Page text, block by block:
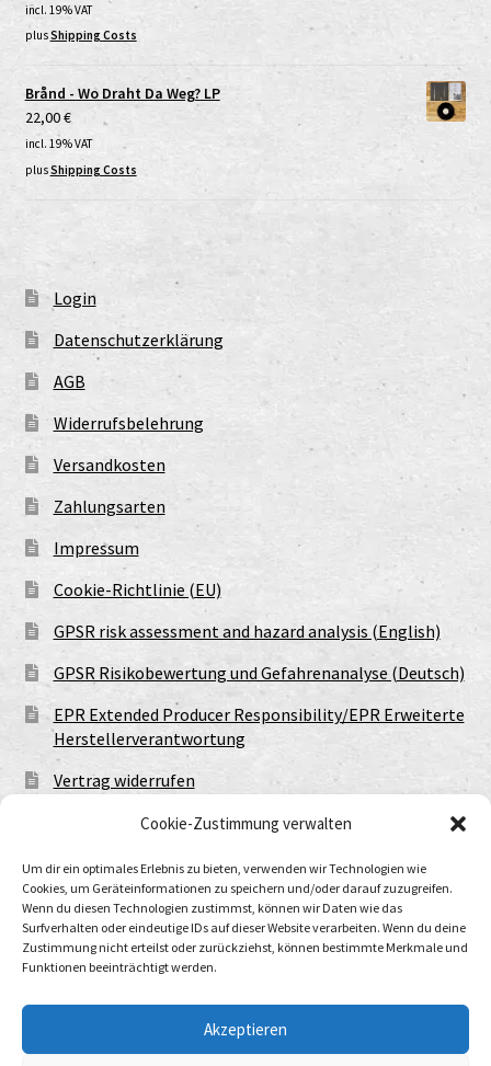
Cookie-Zustimmung verwalten
Um dir ein optimales Erlebnis zu bieten, verwenden wir Technologien wie
Cookies, um Geräteinformationen zu speichern und/oder darauf zuzugreifen.
Wenn du diesen Technologien zustimmst, können wir Daten wie das
Surfverhalten oder eindeutige IDs auf dieser Website verarbeiten. Wenn du deine
Zustimmung nicht erteilst oder zurückziehst, können bestimmte Merkmale und
Funktionen beeinträchtigt werden.
Akzeptieren
incl. 19% VAT
plusShipping Costs
Brånd - Wo Draht Da Weg? LP
22,00€
incl. 19% VAT
plusShipping Costs
Login
Datenschutzerklärung
AGB
Widerrufsbelehrung
Versandkosten
Zahlungsarten
Impressum
Cookie-Richtlinie (EU)
GPSR risk assessment and hazard analysis (English)
GPSR Risikobewertung und Gefahrenanalyse (Deutsch)
EPR Extended Producer Responsibility/EPR Erweiterte
Herstellerverantwortung
Vertrag widerrufen
Datenschutzerklärung
Built with WooCommerce.